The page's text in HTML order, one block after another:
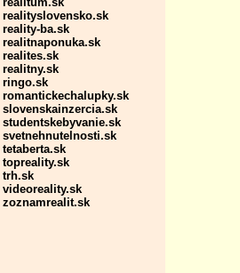
realityslovensko.sk
reality-ba.sk
realitnaponuka.sk
realites.sk
realitny.sk
ringo.sk
romantickechalupky.sk
slovenskainzercia.sk
studentskebyvanie.sk
svetnehnutelnosti.sk
tetaberta.sk
topreality.sk
trh.sk
videoreality.sk
zoznamrealit.sk